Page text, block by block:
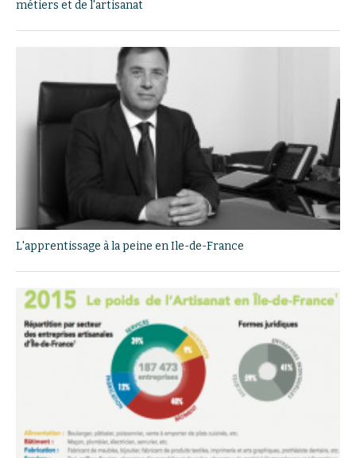
métiers et de l'artisanat
L'apprentissage à la peine en Ile-de-France